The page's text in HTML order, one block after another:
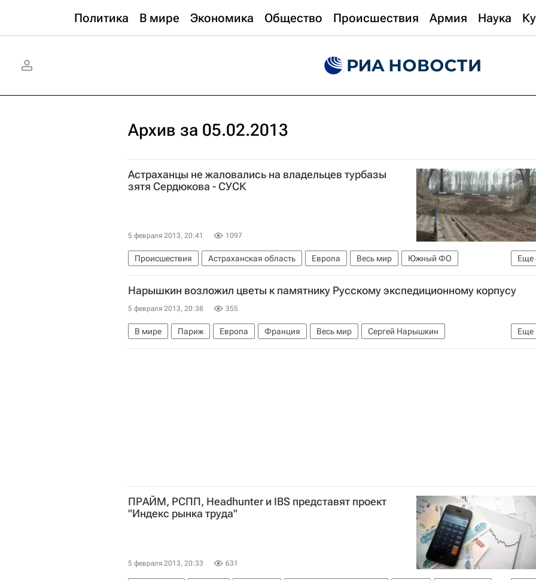
Политика В мире Экономика Общество Происшествия Армия Наука
Архив за 05.02.2013
Астраханцы не жаловались на владельцев турбазы
зятя Сердюкова - СУСК
5 февраля 2013, 20:41 1097
Еще
Происшествия Астраханская область Европа Весь мир
Южный ФО
Анатолий Сердюков
Прокуратура Астраханской области
Дело "Оборонсервиса"
Россия
Нарышкин возложил цветы к памятнику Русскому экспедиционному корпусу
5 февраля 2013, 20:38 355
Еще
В мире Париж Европа Франция Весь мир
Сергей Нарышкин
Первая мировая война (1914-1918)
ПРАЙМ, РСПП, Hеadhunter и IBS представят проект
"Индекс рынка труда"
5 февраля 2013, 20:33 631